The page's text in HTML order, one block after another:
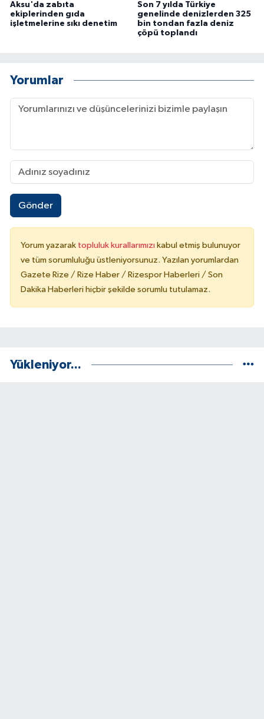
Aksu'da zabıta
ekiplerinden gıda
işletmelerine sıkı denetim
Son 7 yılda Türkiye
genelinde denizlerden 325
bin tondan fazla deniz
çöpü toplandı
Yorumlar
Gönder
Yorum yazarak topluluk kurallarımızı kabul etmiş bulunuyor
ve tüm sorumluluğu üstleniyorsunuz. Yazılan yorumlardan
Gazete Rize / Rize Haber / Rizespor Haberleri / Son
Dakika Haberleri hiçbir şekilde sorumlu tutulamaz.
Yükleniyor...